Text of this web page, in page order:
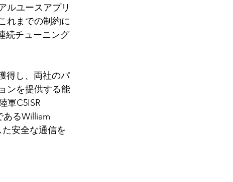
ルユースアプリ
れまでの制約に
続チューニング
得し、両社のパ
ンを提供する能
軍C5ISR
るWilliam
安全な通信を